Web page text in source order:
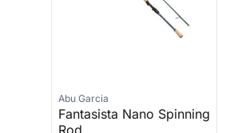
Abu Garcia
Fantasista Nano Spinning